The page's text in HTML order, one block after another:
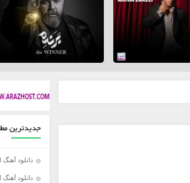
جدیدترین
دانلود
دانلود آهنگ